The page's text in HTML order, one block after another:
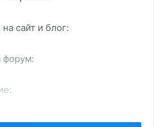
сайт и блог:
форум: